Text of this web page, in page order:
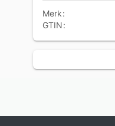
Merk:
GTIN: